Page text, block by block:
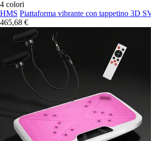
4 colori
HMS Piattaforma vibrante con tappetino 3D
465,68 €